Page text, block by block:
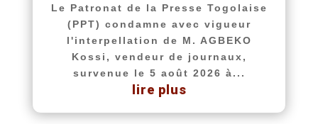
Le Patronat de la Presse Togolaise
(PPT) condamne avec vigueur
l'interpellation de M. AGBEKO
Kossi, vendeur de journaux,
survenue le 5 août 2026 à...
lire plus